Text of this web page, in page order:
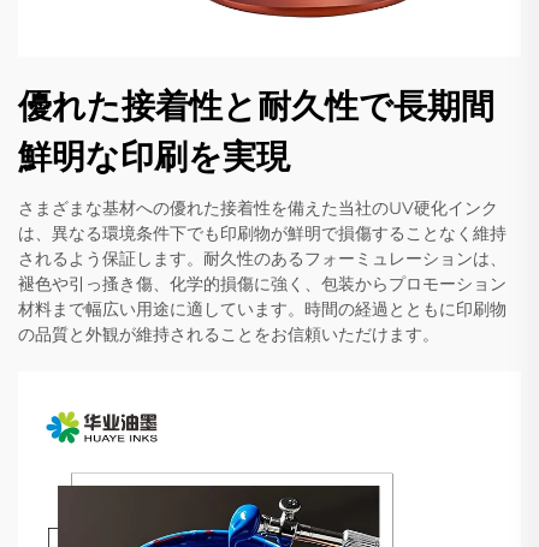
優れた接着性と耐久性で長期間
鮮明な印刷を実現
さまざまな基材への優れた接着性を備えた当社のUV硬化インク
は、異なる環境条件下でも印刷物が鮮明で損傷することなく維持
されるよう保証します。耐久性のあるフォーミュレーションは、
褪色や引っ搔き傷、化学的損傷に強く、包装からプロモーション
材料まで幅広い用途に適しています。時間の経過とともに印刷物
の品質と外観が維持されることをお信頼いただけます。